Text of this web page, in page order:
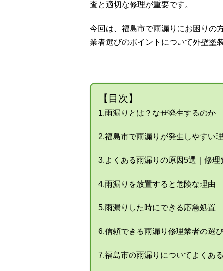
査と適切な修理が重要です。
今回は、福島市で雨漏りにお困りの
業者選びのポイントについて外壁塗
【目次】
1.雨漏りとは？なぜ発生するのか
2.福島市で雨漏りが発生しやすい
3.よくある雨漏りの原因5選｜修理
4.雨漏りを放置すると危険な理由
5.雨漏りした時にできる応急処置
6.信頼できる雨漏り修理業者の選
7.福島市の雨漏りについてよくあ